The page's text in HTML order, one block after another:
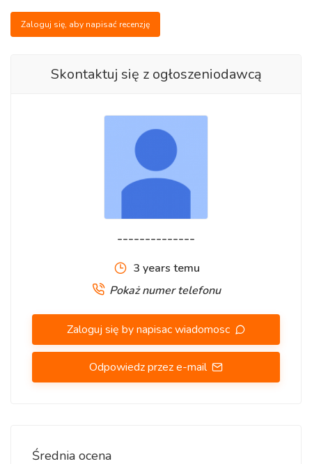
Zaloguj się, aby napisać recenzję
Skontaktuj się z ogłoszeniodawcą
--------------
3 years temu
Pokaż numer telefonu
Zaloguj się by napisac wiadomosc
Odpowiedz przez e-mail
Średnia ocena